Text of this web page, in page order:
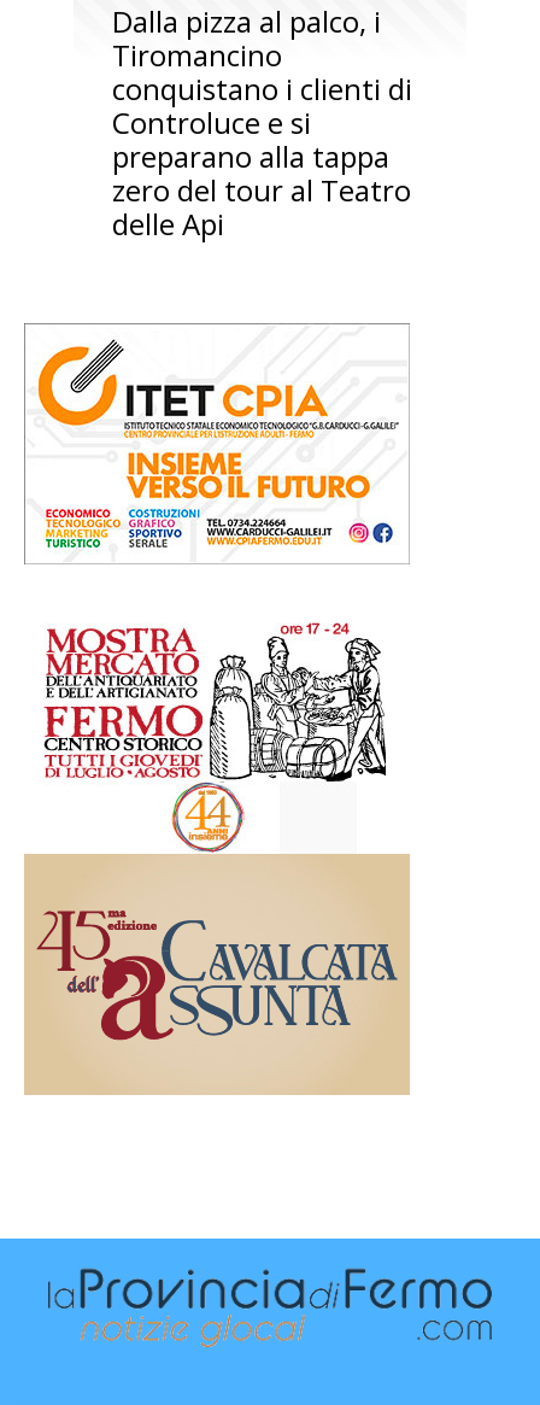
Dalla pizza al palco, i
Tiromancino
conquistano i clienti di
Controluce e si
preparano alla tappa
zero del tour al Teatro
delle Api